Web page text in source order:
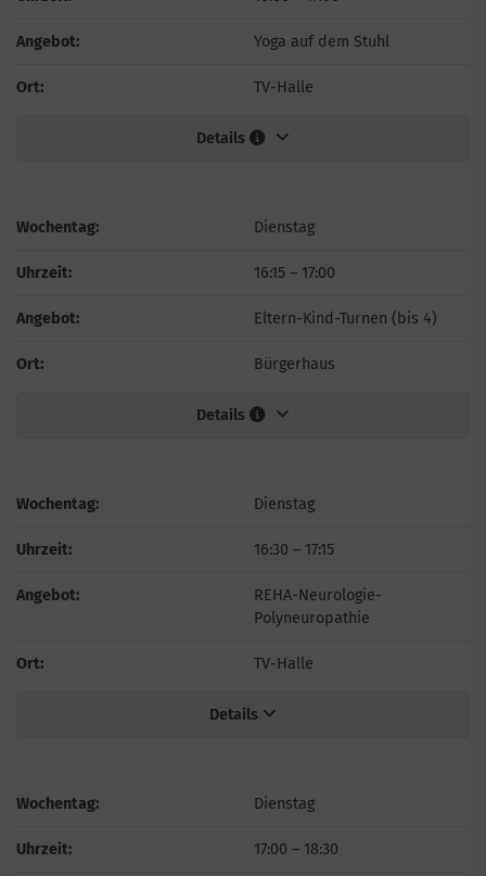
Angebot: Yoga auf dem Stuhl
Ort: TV-Halle
Details
Wochentag: Dienstag
Uhrzeit: 16:15 – 17:00
Angebot: Eltern-Kind-Turnen (bis 4)
Ort: Bürgerhaus
Details
Wochentag: Dienstag
Uhrzeit: 16:30 – 17:15
Angebot:
REHA-Neurologie-
Polyneuropathie
Ort: TV-Halle
Details
Wochentag: Dienstag
Uhrzeit: 17:00 – 18:30